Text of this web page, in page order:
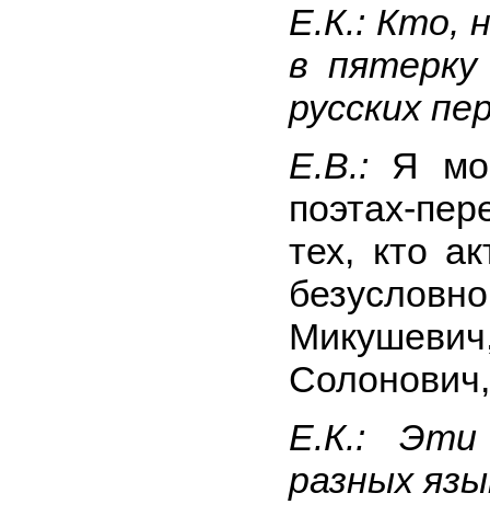
Е.К.: Кто,
в
русских
Е.В.: Я
поэтах-
тех, кто
Е.К.: Эти
разных